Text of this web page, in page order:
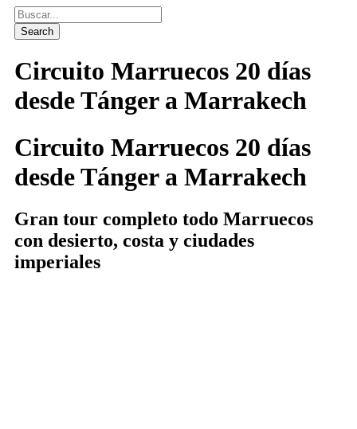
Circuito Marruecos 20 días
desde Tánger a Marrakech
Circuito Marruecos 20 días
desde Tánger a Marrakech
Gran tour completo todo Marruecos
con desierto, costa y ciudades
imperiales